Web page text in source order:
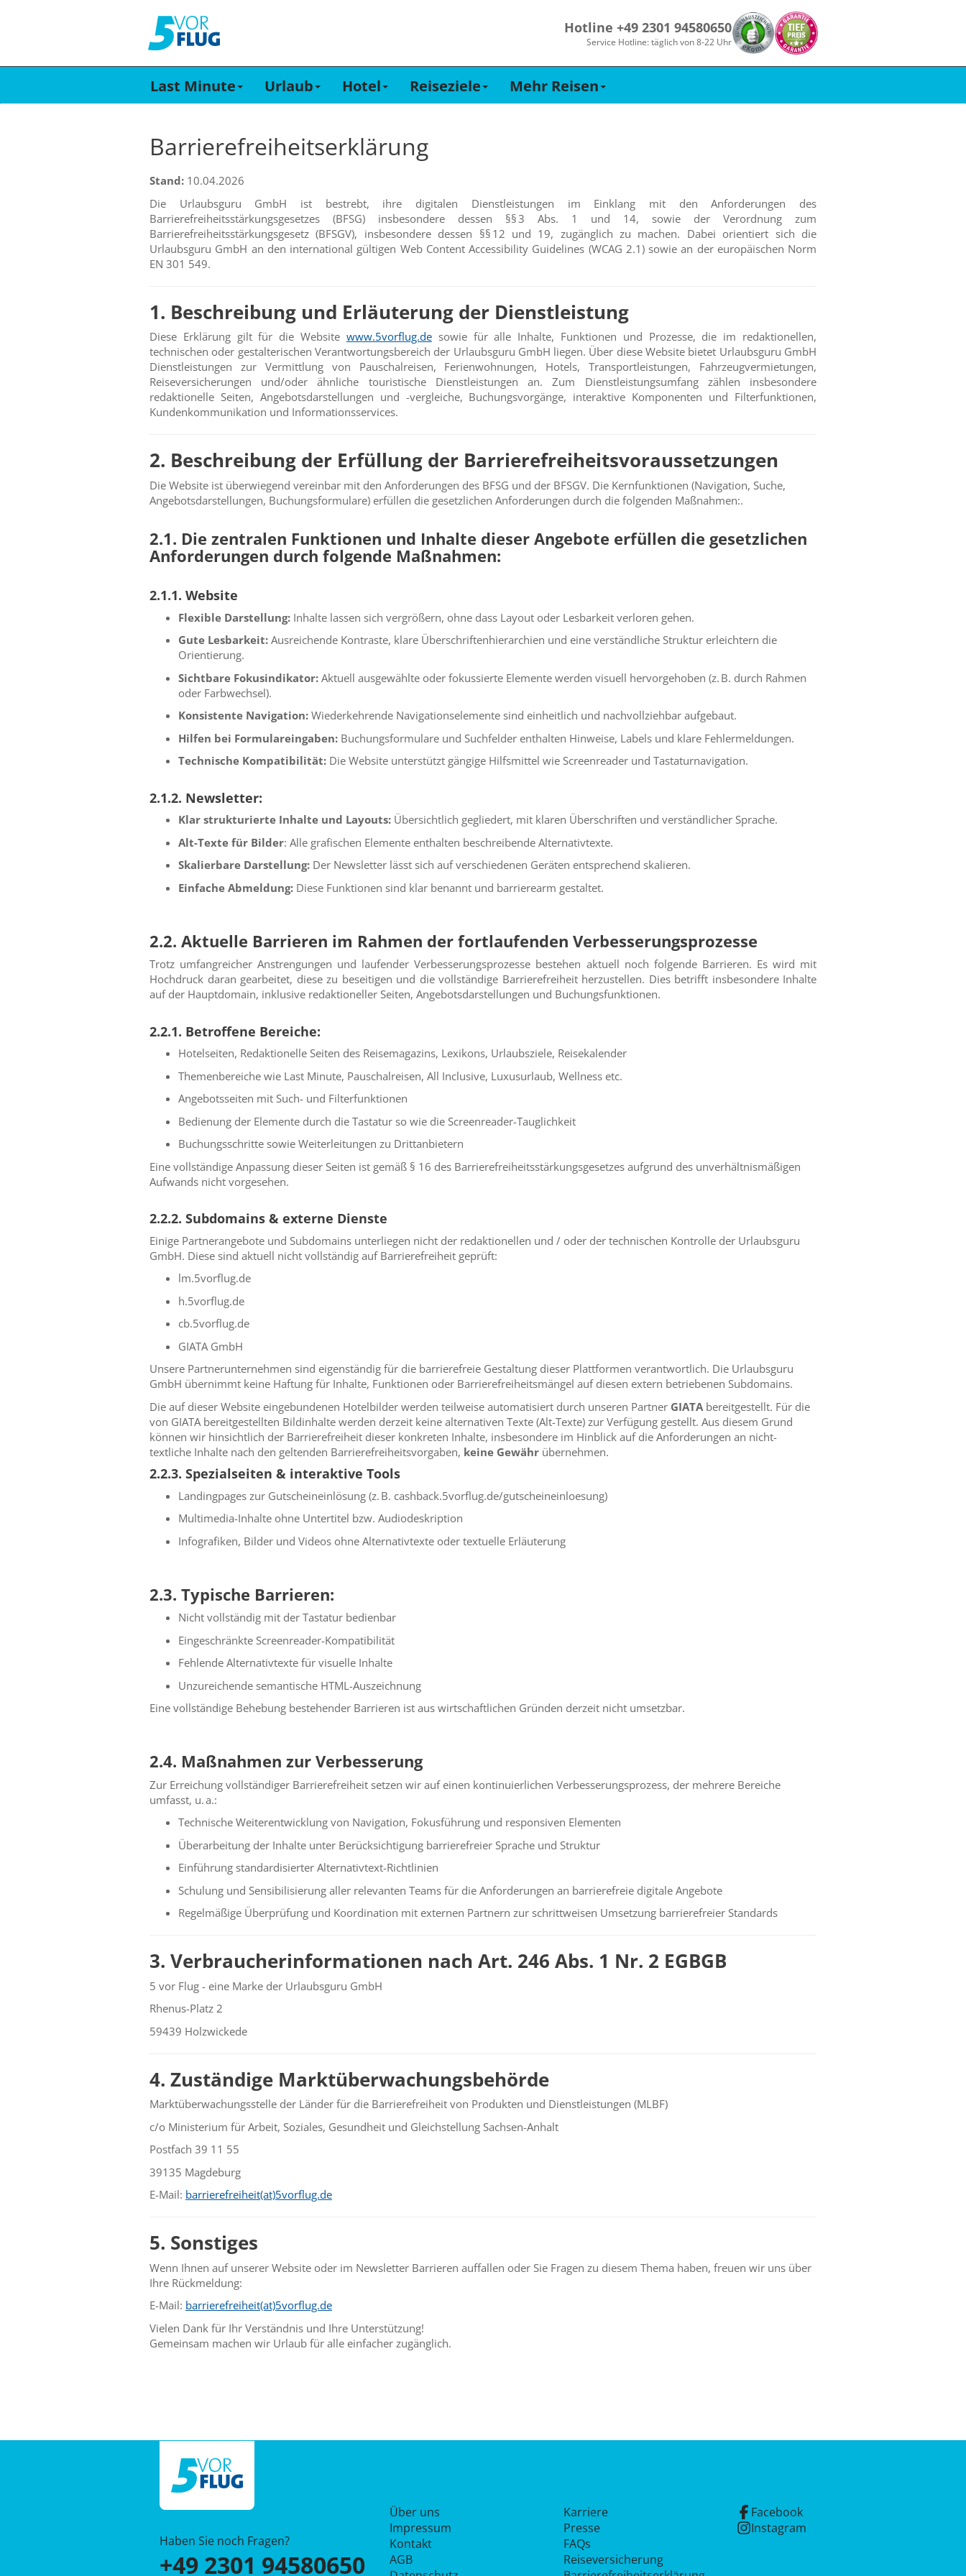
Hotline +49 2301 94580650
Service Hotline: täglich von 8-22 Uhr
Last Minute Urlaub Hotel Reiseziele Mehr Reisen
Barrierefreiheitserklärung
Stand: 10.04.2026
Die Urlaubsguru GmbH ist bestrebt, ihre digitalen Dienstleistungen im Einklang mit den Anforderungen des
Barrierefreiheitsstärkungsgesetzes (BFSG) insbesondere dessen §§ 3 Abs. 1 und 14, sowie der Verordnung zum
Barrierefreiheitsstärkungsgesetz (BFSGV), insbesondere dessen §§ 12 und 19, zugänglich zu machen. Dabei orientiert sich die
Urlaubsguru GmbH an den international gültigen Web Content Accessibility Guidelines (WCAG 2.1) sowie an der europäischen Norm
EN 301 549.
1. Beschreibung und Erläuterung der Dienstleistung
Diese Erklärung gilt für die Website www.5vorflug.desowie für alle Inhalte, Funktionen und Prozesse, die im redaktionellen,
technischen oder gestalterischen Verantwortungsbereich der Urlaubsguru GmbH liegen. Über diese Website bietet Urlaubsguru GmbH
Dienstleistungen zur Vermittlung von Pauschalreisen, Ferienwohnungen, Hotels, Transportleistungen, Fahrzeugvermietungen,
Reiseversicherungen und/oder ähnliche touristische Dienstleistungen an. Zum Dienstleistungsumfang zählen insbesondere
redaktionelle Seiten, Angebotsdarstellungen und -vergleiche, Buchungsvorgänge, interaktive Komponenten und Filterfunktionen,
Kundenkommunikation und Informationsservices.
2. Beschreibung der Erfüllung der Barrierefreiheitsvoraussetzungen
Die Website ist überwiegend vereinbar mit den Anforderungen des BFSG und der BFSGV. Die Kernfunktionen (Navigation, Suche,
Angebotsdarstellungen, Buchungsformulare) erfüllen die gesetzlichen Anforderungen durch die folgenden Maßnahmen:.
2.1. Die zentralen Funktionen und Inhalte dieser Angebote erfüllen die gesetzlichen
Anforderungen durch folgende Maßnahmen:
2.1.1. Website
Flexible Darstellung: Inhalte lassen sich vergrößern, ohne dass Layout oder Lesbarkeit verloren gehen.
Gute Lesbarkeit: Ausreichende Kontraste, klare Überschriftenhierarchien und eine verständliche Struktur erleichtern die
Orientierung.
Sichtbare Fokusindikator: Aktuell ausgewählte oder fokussierte Elemente werden visuell hervorgehoben (z. B. durch Rahmen
oder Farbwechsel).
Konsistente Navigation: Wiederkehrende Navigationselemente sind einheitlich und nachvollziehbar aufgebaut.
Hilfen bei Formulareingaben: Buchungsformulare und Suchfelder enthalten Hinweise, Labels und klare Fehlermeldungen.
Technische Kompatibilität: Die Website unterstützt gängige Hilfsmittel wie Screenreader und Tastaturnavigation.
2.1.2. Newsletter:
Klar strukturierte Inhalte und Layouts: Übersichtlich gegliedert, mit klaren Überschriften und verständlicher Sprache.
Alt-Texte für Bilder: Alle grafischen Elemente enthalten beschreibende Alternativtexte.
Skalierbare Darstellung: Der Newsletter lässt sich auf verschiedenen Geräten entsprechend skalieren.
Einfache Abmeldung: Diese Funktionen sind klar benannt und barrierearm gestaltet.
2.2. Aktuelle Barrieren im Rahmen der fortlaufenden Verbesserungsprozesse
Trotz umfangreicher Anstrengungen und laufender Verbesserungsprozesse bestehen aktuell noch folgende Barrieren. Es wird mit
Hochdruck daran gearbeitet, diese zu beseitigen und die vollständige Barrierefreiheit herzustellen. Dies betrifft insbesondere Inhalte
auf der Hauptdomain, inklusive redaktioneller Seiten, Angebotsdarstellungen und Buchungsfunktionen.
2.2.1. Betroffene Bereiche:
Hotelseiten, Redaktionelle Seiten des Reisemagazins, Lexikons, Urlaubsziele, Reisekalender
Themenbereiche wie Last Minute, Pauschalreisen, All Inclusive, Luxusurlaub, Wellness etc.
Angebotsseiten mit Such- und Filterfunktionen
Bedienung der Elemente durch die Tastatur so wie die Screenreader-Tauglichkeit
Buchungsschritte sowie Weiterleitungen zu Drittanbietern
Eine vollständige Anpassung dieser Seiten ist gemäß § 16 des Barrierefreiheitsstärkungsgesetzes aufgrund des unverhältnismäßigen
Aufwands nicht vorgesehen.
2.2.2. Subdomains & externe Dienste
Einige Partnerangebote und Subdomains unterliegen nicht der redaktionellen und / oder der technischen Kontrolle der Urlaubsguru
GmbH. Diese sind aktuell nicht vollständig auf Barrierefreiheit geprüft:
lm.5vorflug.de
h.5vorflug.de
cb.5vorflug.de
GIATA GmbH
Unsere Partnerunternehmen sind eigenständig für die barrierefreie Gestaltung dieser Plattformen verantwortlich. Die Urlaubsguru
GmbH übernimmt keine Haftung für Inhalte, Funktionen oder Barrierefreiheitsmängel auf diesen extern betriebenen Subdomains.
Die auf dieser Website eingebundenen Hotelbilder werden teilweise automatisiert durch unseren Partner GIATA bereitgestellt. Für die
von GIATA bereitgestellten Bildinhalte werden derzeit keine alternativen Texte (Alt-Texte) zur Verfügung gestellt. Aus diesem Grund
können wir hinsichtlich der Barrierefreiheit dieser konkreten Inhalte, insbesondere im Hinblick auf die Anforderungen an nicht-
textliche Inhalte nach den geltenden Barrierefreiheitsvorgaben, keine Gewähr übernehmen.
2.2.3. Spezialseiten & interaktive Tools
Landingpages zur Gutscheineinlösung (z. B. cashback.5vorflug.de/gutscheineinloesung)
Multimedia-Inhalte ohne Untertitel bzw. Audiodeskription
Infografiken, Bilder und Videos ohne Alternativtexte oder textuelle Erläuterung
2.3. Typische Barrieren:
Nicht vollständig mit der Tastatur bedienbar
Eingeschränkte Screenreader-Kompatibilität
Fehlende Alternativtexte für visuelle Inhalte
Unzureichende semantische HTML-Auszeichnung
Eine vollständige Behebung bestehender Barrieren ist aus wirtschaftlichen Gründen derzeit nicht umsetzbar.
2.4. Maßnahmen zur Verbesserung
Zur Erreichung vollständiger Barrierefreiheit setzen wir auf einen kontinuierlichen Verbesserungsprozess, der mehrere Bereiche
umfasst, u. a.:
Technische Weiterentwicklung von Navigation, Fokusführung und responsiven Elementen
Überarbeitung der Inhalte unter Berücksichtigung barrierefreier Sprache und Struktur
Einführung standardisierter Alternativtext-Richtlinien
Schulung und Sensibilisierung aller relevanten Teams für die Anforderungen an barrierefreie digitale Angebote
Regelmäßige Überprüfung und Koordination mit externen Partnern zur schrittweisen Umsetzung barrierefreier Standards
3. Verbraucherinformationen nach Art. 246 Abs. 1 Nr. 2 EGBGB
5 vor Flug - eine Marke der Urlaubsguru GmbH
Rhenus-Platz 2
59439 Holzwickede
4. Zuständige Marktüberwachungsbehörde
Marktüberwachungsstelle der Länder für die Barrierefreiheit von Produkten und Dienstleistungen (MLBF)
c/o Ministerium für Arbeit, Soziales, Gesundheit und Gleichstellung Sachsen-Anhalt
Postfach 39 11 55
39135 Magdeburg
E-Mail: barrierefreiheit(at)5vorflug.de
­5. Sonstiges
Wenn Ihnen auf unserer Website oder im Newsletter Barrieren auffallen oder Sie Fragen zu diesem Thema haben, freuen wir uns über
Ihre Rückmeldung:
E-Mail: barrierefreiheit(at)5vorflug.de
Vielen Dank für Ihr Verständnis und Ihre Unterstützung!
Gemeinsam machen wir Urlaub für alle einfacher zugänglich.
Haben Sie noch Fragen?
+49 2301 94580650
Über uns
Impressum
Kontakt
AGB
Karriere
Presse
FAQs
Reiseversicherung
Facebook
Instagram